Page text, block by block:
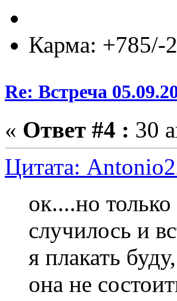
Карма: +785/-
Re: Встреча
« Ответ #4 : 30
Цитата:
ок....но
случилось и
я плакать
она не